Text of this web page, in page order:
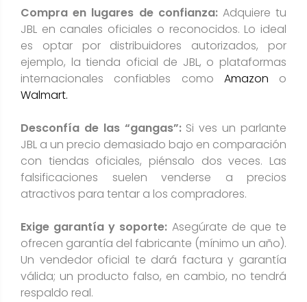
Compra en lugares de confianza:Adquiere tu
JBL en canales oficiales o reconocidos. Lo ideal
es optar por distribuidores autorizados, por
ejemplo, la tienda oficial de JBL, o plataformas
internacionales confiables como Amazon ​ o
Walmart.
Desconfía de las “gangas”:Si ves un parlante
JBL a un precio demasiado bajo en comparación
con tiendas oficiales, piénsalo dos veces. Las
falsificaciones suelen venderse a precios
atractivos para tentar a los compradores​.
Exige garantía y soporte: Asegúrate de que te
ofrecen garantía del fabricante (mínimo un año).
Un vendedor oficial te dará factura y garantía
válida; un producto falso, en cambio, no tendrá
respaldo real​.